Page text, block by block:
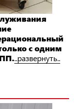
с одним
..развернуть..